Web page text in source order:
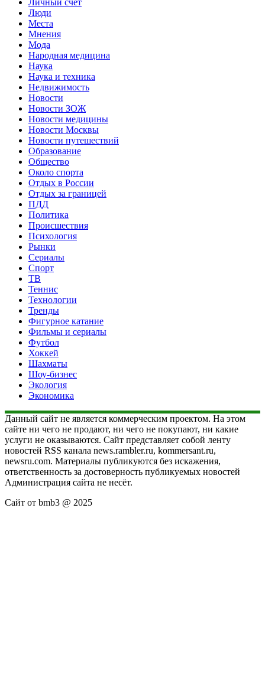
Люди
Места
Мнения
Мода
Народная медицина
Наука
Наука и техника
Недвижимость
Новости
Новости ЗОЖ
Новости медицины
Новости Москвы
Новости путешествий
Образование
Общество
Около спорта
Отдых в России
Отдых за границей
ПДД
Политика
Происшествия
Психология
Рынки
Сериалы
Спорт
ТВ
Теннис
Технологии
Тренды
Фигурное катание
Фильмы и сериалы
Футбол
Хоккей
Шахматы
Шоу-бизнес
Экология
Экономика
Данный сайт не является коммерческим проектом. На этом
сайте ни чего не продают, ни чего не покупают, ни какие
услуги не оказываются. Сайт представляет собой ленту
новостей RSS канала news.rambler.ru, kommersant.ru,
newsru.com. Материалы публикуются без искажения,
ответственность за достоверность публикуемых новостей
Администрация сайта не несёт.
Сайт от bmb3 @ 2025